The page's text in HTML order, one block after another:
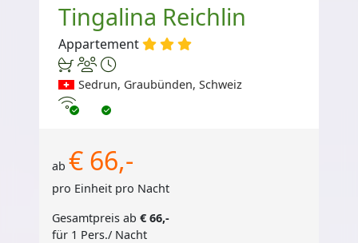
Tingalina Reichlin
Appartement
Sedrun, Graubünden, Schweiz
Internet
ab € 66,-
pro Einheit pro Nacht
Gesamtpreis ab € 66,-
für 1 Pers./ Nacht